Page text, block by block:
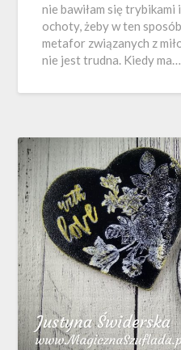
nie bawiłam się trybikami
ochoty, żeby w ten
metafor związanych z
nie jest trudna. Kiedy ma…